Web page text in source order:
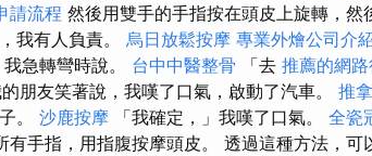
請流程 然後用雙手的手指按在頭皮上旋轉，然
我有人負責。 烏日放鬆按摩 專業外燴公司介
急轉彎時說。 台中中醫整骨 「去 推薦的網
朋友笑著說，我嘆了口氣，啟動了汽車。 推
。 沙鹿按摩 「我確定，」我嘆了口氣。 全瓷
手指，用指腹按摩頭皮。 透過這種方法，可